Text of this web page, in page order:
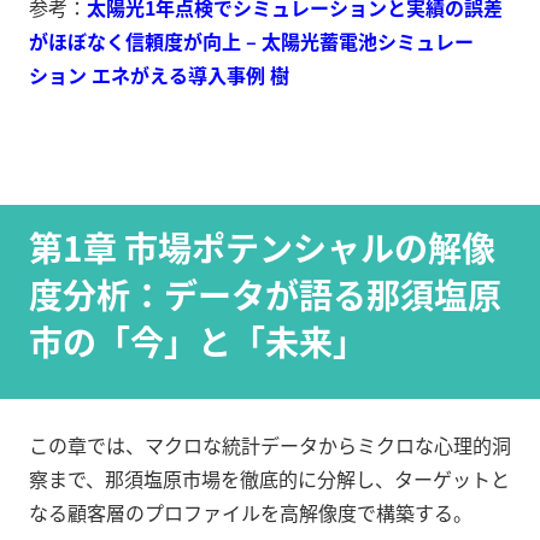
参考： 太陽光1年点検でシミュレーションと実績の誤差
がほぼなく信頼度が向上 – 太陽光蓄電池シミュレー
ション エネがえる導入事例 樹
第1章 市場ポテンシャルの解像
度分析：データが語る那須塩原
市の「今」と「未来」
この章では、マクロな統計データからミクロな心理的洞
察まで、那須塩原市場を徹底的に分解し、ターゲットと
なる顧客層のプロファイルを高解像度で構築する。